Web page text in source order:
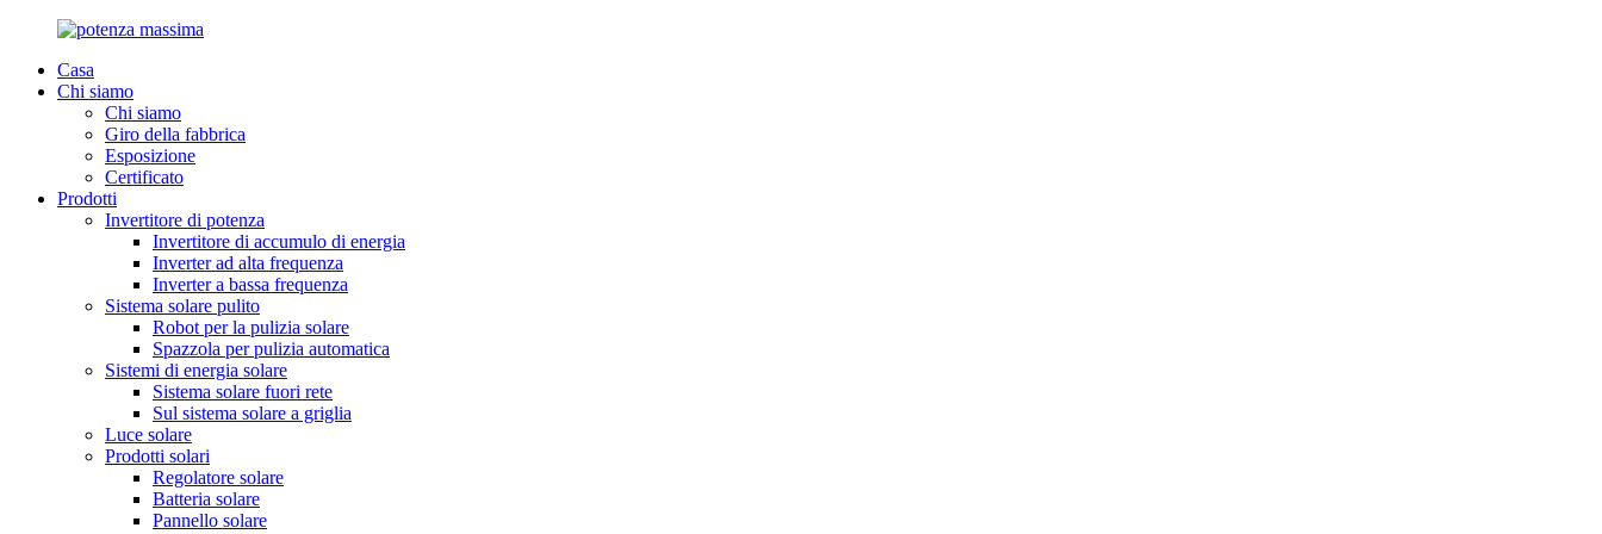
Casa
Chi siamo
Chi siamo
Giro della fabbrica
Esposizione
Certificato
Prodotti
Invertitore di potenza
Invertitore di accumulo di energia
Inverter ad alta frequenza
Inverter a bassa frequenza
Sistema solare pulito
Robot per la pulizia solare
Spazzola per pulizia automatica
Sistemi di energia solare
Sistema solare fuori rete
Sul sistema solare a griglia
Luce solare
Prodotti solari
Regolatore solare
Batteria solare
Pannello solare